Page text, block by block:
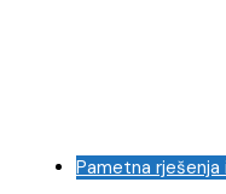
Pametna